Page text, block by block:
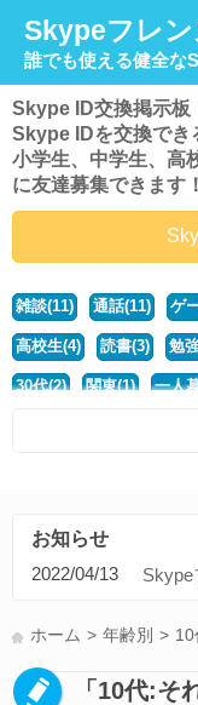
Skypeフレン
誰でも使える健全な
Skype ID交換掲示板
Skype IDを交換でき
小学生、中学生、高
に友達募集できます！
雑談(11) 通話(11) ゲ
高校生(4) 読書(3) 勉
30代(2) 関東(1) 一人
ディズニードリームライ
ブルプロ(1) 募集(1)
中日ドラゴンズ(1) 通
すべてのタグを見る
お知らせ
2022/04/13 Skype
ホーム 年齢別 10
「10代:そ